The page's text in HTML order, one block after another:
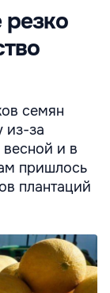
резко
семян
из-за
и в
пришлось
плантаций